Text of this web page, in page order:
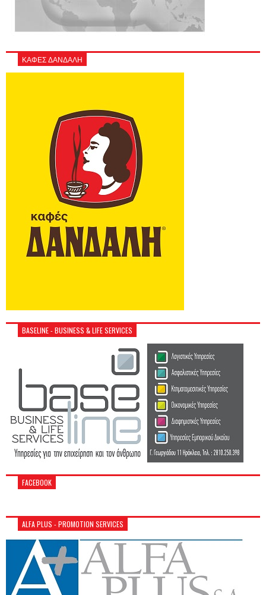
ΚΑΦΕΣ ΔΑΝΔΑΛΗ
BASELINE - BUSINESS & LIFE SERVICES
FACEBOOK
ALFA PLUS - PROMOTION SERVICES